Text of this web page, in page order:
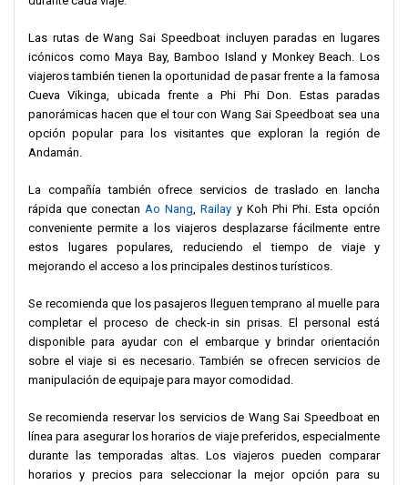
sin complicaciones.
Escucha las instrucciones de tu guía para obtener consejos
útiles, recomendaciones de seguridad e información interesante
sobre cada sitio.
Lleva artículos esenciales como protector solar, gafas de sol,
sombrero y traje de baño para mayor comodidad. También se
recomienda una funda impermeable para el teléfono para tomar
fotos durante las paradas de esnórquel.
cafés cercanos al muelle. Algunos vendedores pequeños
pueden no aceptar tarjetas de crédito.
Respeta el medio ambiente siguiendo las normas del Parque
Nacional. Evita tocar la vida marina, lleva tu basura contigo y
protege los arrecifes de coral evitando pisarlos durante el
Con sus servicios eficientes, guías profesionales y un
emocionante itinerario,Wang Sai Speedboat
desde el Muelle
Wang Sai ofrece una experiencia inolvidable para explorar la
espectacular costa de Tailandia. Disfruta de un viaje bien
organizado que combina aventura, relajación y descubrimiento
Las rutas de Wang Sai Speedboat incluyen paradas en lugares
icónicos como Maya Bay, Bamboo Island y Monkey Beach. Los
viajeros también tienen la oportunidad de pasar frente a la famosa
Cueva Vikinga, ubicada frente a Phi Phi Don. Estas paradas
panorámicas hacen que el tour con Wang Sai Speedboat sea una
opción popular para los visitantes que exploran la región de
Andamán.
La compañía también ofrece servicios de traslado en lancha
rápida que conectan Ao Nang ,Railay y Koh Phi Phi. Esta opción
conveniente permite a los viajeros desplazarse fácilmente entre
estos lugares populares, reduciendo el tiempo de viaje y
mejorando el acceso a los principales destinos turísticos.
Se recomienda que los pasajeros lleguen temprano al muelle para
completar el proceso de check-in sin prisas. El personal está
disponible para ayudar con el embarque y brindar orientación
sobre el viaje si es necesario. También se ofrecen servicios de
manipulación de equipaje para mayor comodidad.
Se recomienda reservar los servicios de Wang Sai Speedboat en
línea para asegurar los horarios de viaje preferidos, especialmente
durante las temporadas altas. Los viajeros pueden comparar
horarios y precios para seleccionar la mejor opción para su